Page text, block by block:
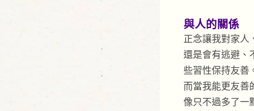
與人的關係
正念讓我對家人
還是會有逃避、
些習性保持友善
而當我能更友善
像只不過多了一